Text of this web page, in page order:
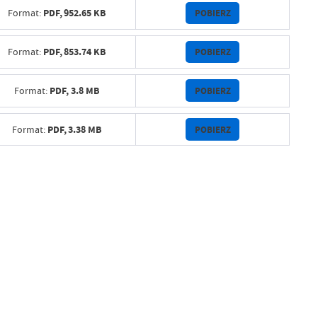
Format: PDF,952.65 KB POBIERZ
Format: PDF,853.74 KB POBIERZ
Format: PDF,3.8 MB POBIERZ
Format: PDF,3.38 MB POBIERZ